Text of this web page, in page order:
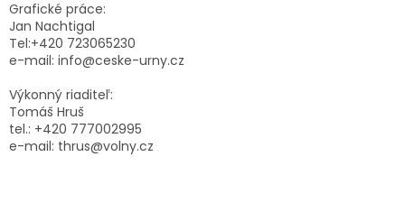
NA
PSY
A
MAČKY
Blog
ZÁRUKA
SPOKOJNOSTI
Grafické práce:
Jan Nachtigal
Tel:+420 723065230
e-mail: info@ceske-urny.cz
Výkonný riaditeľ:
Tomáš Hruš
tel.: +420 777002995
e-mail: thrus@volny.cz